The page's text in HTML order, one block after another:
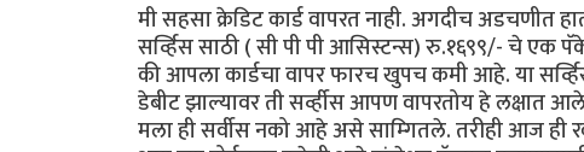
मी सहसा क्रेडिट कार्ड वापरत नाही. अगदीच अडचणीत
सर्व्हिस साठी ( सी पी पी आसिस्टन्स) रु.१६९९/- चे एक
की आपला कार्डचा वापर फारच खुपच कमी आहे. या
डेबीट झाल्यावर ती सर्व्हीस आपण वापरतोय हे लक्षात
मला ही सर्वीस नको आहे असे साम्गितले. तरीही आज